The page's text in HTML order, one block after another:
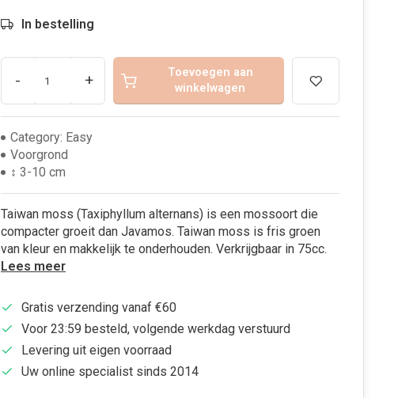
In bestelling
- +
Toevoegen aan
winkelwagen
Category: Easy
Voorgrond
↕ 3-10 cm
Taiwan moss (Taxiphyllum alternans) is een mossoort die
compacter groeit dan Javamos. Taiwan moss is fris groen
van kleur en makkelijk te onderhouden. Verkrijgbaar in 75cc.
Lees meer
Gratis verzending vanaf €60
Voor 23:59 besteld, volgende werkdag verstuurd
Levering uit eigen voorraad
Uw online specialist sinds 2014